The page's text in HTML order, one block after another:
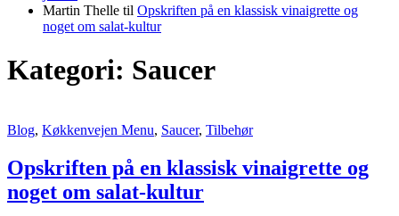
Martin Thelle til Opskriften på en klassisk vinaigrette og
noget om salat-kultur
Kategori: Saucer
Opskriften
en
klassisk
vinaigrette
Blog, Køkkenvejen Menu, Saucer, Tilbehør
Opskriften på en klassisk vinaigrette og
noget om salat-kultur